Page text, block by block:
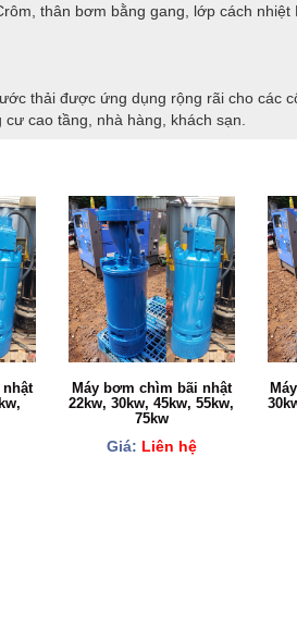
thân bơm bằng gang, lớp cách nhiệt
thải được ứng dụng rộng rãi cho các
cao tầng, nhà hàng, khách sạn.
Máy bơm chìm bãi nhật
22kw, 30kw, 45kw, 55kw,
75kw
Giá: Liên hệ